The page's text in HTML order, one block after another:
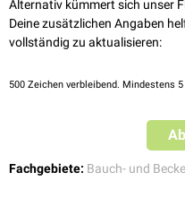
Alternativ kümmert sich unser
Deine zusätzlichen Angaben
vollständig zu aktualisieren:
500 Zeichen verbleibend. Mindestens
Fachgebiete: Bauch- und